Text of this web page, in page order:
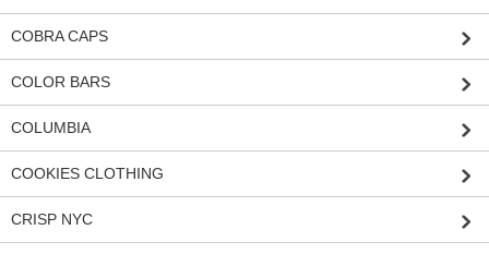
COBRA CAPS
COLOR BARS
COLUMBIA
COOKIES CLOTHING
CRISP NYC